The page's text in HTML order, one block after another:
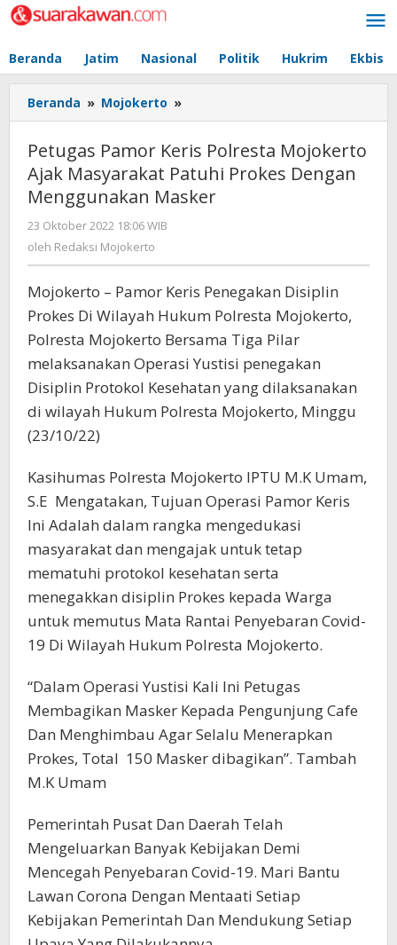
Lewati
ke
Beranda Jatim Nasional Politik Hukrim Ekbis
Beranda » Mojokerto »
Pamor
Polresta
Mojokerto
Ajak
Dengan
Menggunakan
Masker
Petugas Pamor Keris Polresta Mojokerto
Ajak Masyarakat Patuhi Prokes Dengan
Menggunakan Masker
23 Oktober 2022 18:06 WIB
oleh Redaksi Mojokerto
Mojokerto – Pamor Keris Penegakan Disiplin
Prokes Di Wilayah Hukum Polresta Mojokerto,
Polresta Mojokerto Bersama Tiga Pilar
melaksanakan Operasi Yustisi penegakan
Disiplin Protokol Kesehatan yang dilaksanakan
di wilayah Hukum Polresta Mojokerto, Minggu
(23/10/22)
Kasihumas Polresta Mojokerto IPTU M.K Umam,
S.E Mengatakan, Tujuan Operasi Pamor Keris
Ini Adalah dalam rangka mengedukasi
masyarakat dan mengajak untuk tetap
mematuhi protokol kesehatan serta
menegakkan disiplin Prokes kepada Warga
untuk memutus Mata Rantai Penyebaran Covid-
19 Di Wilayah Hukum Polresta Mojokerto.
“Dalam Operasi Yustisi Kali Ini Petugas
Membagikan Masker Kepada Pengunjung Cafe
Dan Menghimbau Agar Selalu Menerapkan
Prokes, Total 150 Masker dibagikan”. Tambah
M.K Umam
Pemerintah Pusat Dan Daerah Telah
Mengeluarkan Banyak Kebijakan Demi
Mencegah Penyebaran Covid-19. Mari Bantu
Lawan Corona Dengan Mentaati Setiap
Kebijakan Pemerintah Dan Mendukung Setiap